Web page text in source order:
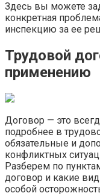
Здесь вы можете
конкретная
инспекцию за ее
Трудовой
применению
Договор — это
подробнее в
обязательные и
конфликтных
Разберем по
договор и какие
особой